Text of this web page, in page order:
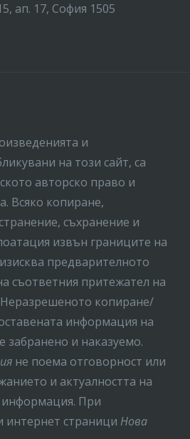
ап. 17, София 1505
и
на този сайт, са
авторско право и
Всяко копиране,
съхранение и
извън границите на
предварителното
съответния притежател на
копиране/
информация на
забранено и наказуемо.
не поема отговорност или
и актуалността на
информация. При
интернет страници Нова